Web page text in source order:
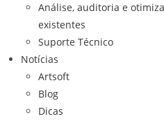
Análise, auditoria e
existentes
Suporte Técnico
Notícias
Artsoft
Blog
Dicas